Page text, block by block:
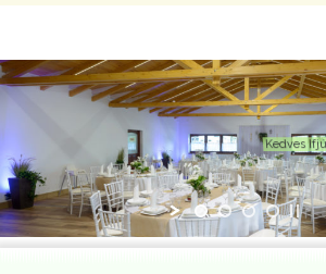
Kedves Ifjú
a Füzes